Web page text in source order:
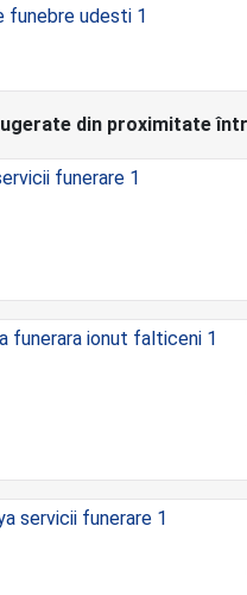
din proximitate